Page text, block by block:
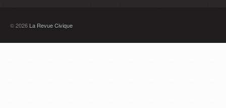
© 2026 La Revue Civique